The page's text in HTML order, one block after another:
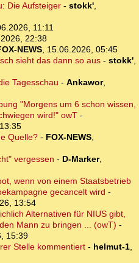
Die Aufsteiger- stokk',
11:11
22:38
NEWS, 15.06.2026, 05:45
sieht das dann so aus- stokk',
Tagesschau - Ankawor,
"Morgens um 6 schon wissen,
wird!" owT -
Quelle?- FOX-NEWS,
vergessen - D-Marker,
wenn von einem Staatsbetrieb
gecancelt wird -
13:54
Alternativen für NIUS gibt,
Mann zu bringen ... (owT) -
15:39
Stelle kommentiert- helmut-1,